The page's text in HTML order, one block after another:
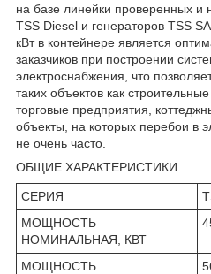
на базе линейки проверенных и
TSS Diesel и генераторов TSS
кВт в контейнере является
заказчиков при построении
электроснабжения, что
таких объектов как
торговые предприятия,
объекты, на которых перебои в
не очень часто.
ОБЩИЕ ХАРАКТЕРИСТИКИ
СЕРИЯ
МОЩНОСТЬ
НОМИНАЛЬНАЯ, КВТ
МОЩНОСТЬ